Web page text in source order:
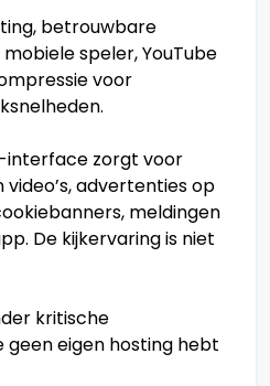
betrouwbare
speler, YouTube
voor
interface zorgt voor
advertenties op
meldingen
De kijkervaring is niet
kritische
geen eigen hosting hebt